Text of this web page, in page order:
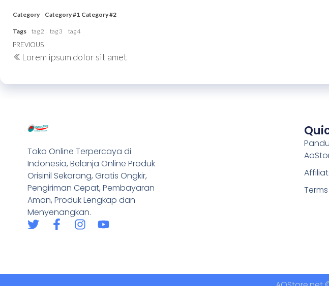
Category Category #1 Category #2
Tags tag 2 tag 3 tag 4
PREVIOUS
Lorem ipsum dolor sit amet
Toko Online Terpercaya di
Indonesia, Belanja Online Produk
Orisinil Sekarang, Gratis Ongkir,
Pengiriman Cepat, Pembayaran
Aman, Produk Lengkap dan
Menyenangkan.